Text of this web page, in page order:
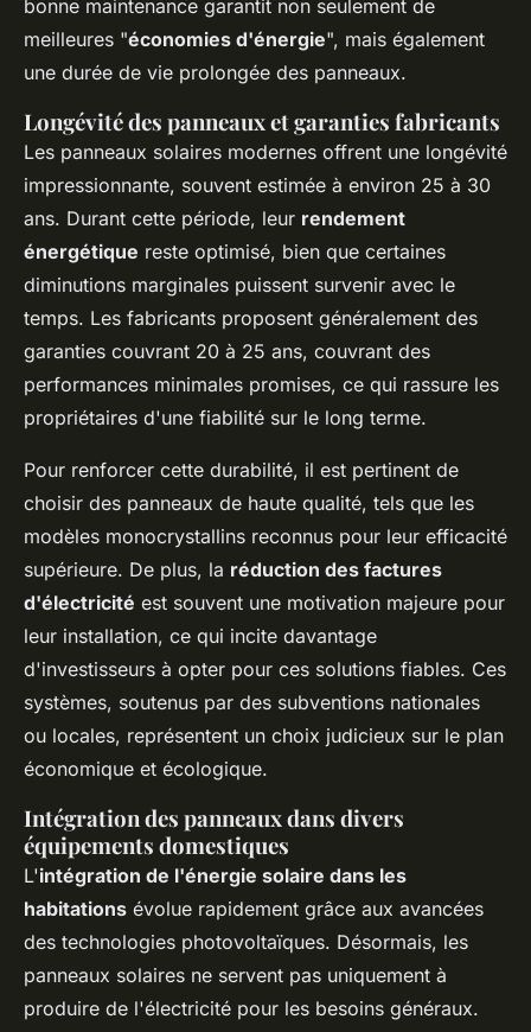
bonne maintenance garantit non seulement de
meilleures "économies d'énergie", mais également
une durée de vie prolongée des panneaux.
Longévité des panneaux et garanties fabricants
Les panneaux solaires modernes offrent une longévité
impressionnante, souvent estimée à environ 25 à 30
ans. Durant cette période, leur rendement
énergétique reste optimisé, bien que certaines
diminutions marginales puissent survenir avec le
temps. Les fabricants proposent généralement des
garanties couvrant 20 à 25 ans, couvrant des
performances minimales promises, ce qui rassure les
propriétaires d'une fiabilité sur le long terme.
Pour renforcer cette durabilité, il est pertinent de
choisir des panneaux de haute qualité, tels que les
modèles monocrystallins reconnus pour leur efficacité
supérieure. De plus, la réduction des factures
d'électricité est souvent une motivation majeure pour
leur installation, ce qui incite davantage
d'investisseurs à opter pour ces solutions fiables. Ces
systèmes, soutenus par des subventions nationales
ou locales, représentent un choix judicieux sur le plan
économique et écologique.
Intégration des panneaux dans divers
équipements domestiques
L'intégration de l'énergie solaire dans les
habitations évolue rapidement grâce aux avancées
des technologies photovoltaïques. Désormais, les
panneaux solaires ne servent pas uniquement à
produire de l'électricité pour les besoins généraux.